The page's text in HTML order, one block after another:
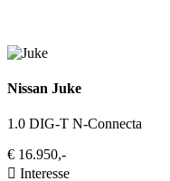
Nissan Juke
1.0 DIG-T N-Connecta
€ 16.950,-
Interesse